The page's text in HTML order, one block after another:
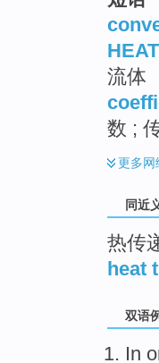
流体
数 ;
更多网
同近
热传
heat
双语
In